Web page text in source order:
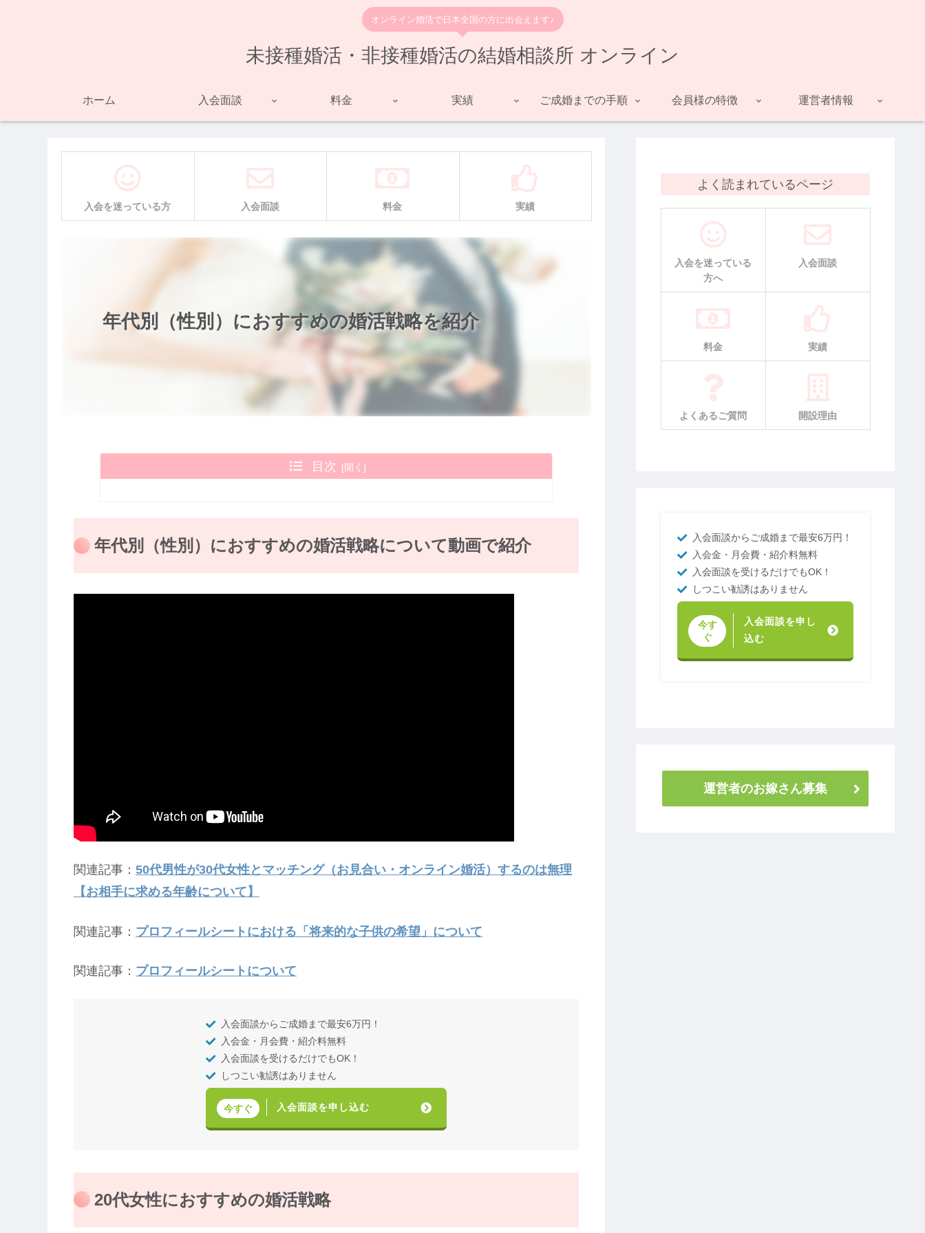
オンライン婚活で日本全国の方に出会えます♪
未接種婚活・非接種婚活の結婚相談所 オンライン
ホーム 入会面談 料金 実績 ご成婚までの手順 会員様の特徴 運営者情報
入会を迷っている方 入会面談 料金 実績
年代別（性別）におすすめの婚活戦略を紹介
目次
年代別（性別）におすすめの婚活戦略について動画で紹介
関連記事： 50代男性が30代女性とマッチング（お見合い・オンライン婚活）するのは無理
【お相手に求める年齢について】
関連記事： プロフィールシートにおける「将来的な子供の希望」について
関連記事： プロフィールシートについて
入会面談からご成婚まで最安6万円！
入会金・月会費・紹介料無料
入会面談を受けるだけでもOK！
しつこい勧誘はありません
今すぐ 入会面談を申し込む
20代女性におすすめの婚活戦略
よく読まれているページ
入会を迷っている
方へ
入会面談
料金 実績
よくあるご質問 開設理由
入会面談からご成婚まで最安6万円！
入会金・月会費・紹介料無料
入会面談を受けるだけでもOK！
しつこい勧誘はありません
今す
ぐ
入会面談を申し
込む
運営者のお嫁さん募集